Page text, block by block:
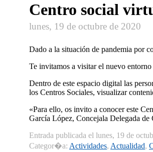
Centro social
lunes, 19 de octubre de 2020
Dado a la situación de pandemia por
Te invitamos a visitar el nuevo
Dentro de este espacio digital las
los Centros Sociales, visualizar
«Para ello, os invito a conocer este
García López, Concejala Delegada
Entrada publicada el lunes, 19 de
Categor�a: Actividades, Actualidad,